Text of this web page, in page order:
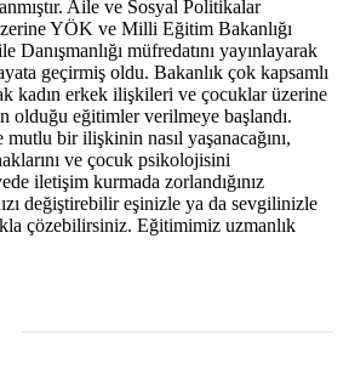
Aile ve Sosyal Politikalar
YÖK ve Milli Eğitim Bakanlığı
Danışmanlığı müfredatını yayınlayarak
geçirmiş oldu. Bakanlık çok kapsamlı
kadın erkek ilişkileri ve çocuklar üzerine
olduğu eğitimler verilmeye başlandı.
bir ilişkinin nasıl yaşanacağını,
ve çocuk psikolojisini
iletişim kurmada zorlandığınız
değiştirebilir eşinizle ya da sevgilinizle
çözebilirsiniz. Eğitimimiz uzmanlık